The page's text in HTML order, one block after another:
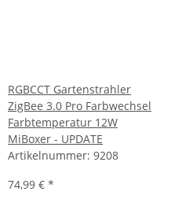
RGBCCT Gartenstrahler
ZigBee 3.0 Pro Farbwechsel
Farbtemperatur 12W
MiBoxer - UPDATE
Artikelnummer: 9208
74,99 € *